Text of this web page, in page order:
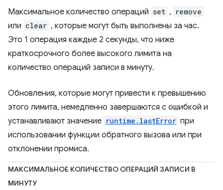
Максимальное количество операций set , remove
или clear , которые могут быть выполнены за час.
Это 1 операция каждые 2 секунды, что ниже
краткосрочного более высокого лимита на
количество операций записи в минуту.
Обновления, которые могут привести к превышению
этого лимита, немедленно завершаются с ошибкой и
устанавливают значение runtime.lastError при
использовании функции обратного вызова или при
отклонении промиса.
МАКСИМАЛЬНОЕ КОЛИЧЕСТВО ОПЕРАЦИЙ ЗАПИСИ В
МИНУТУ